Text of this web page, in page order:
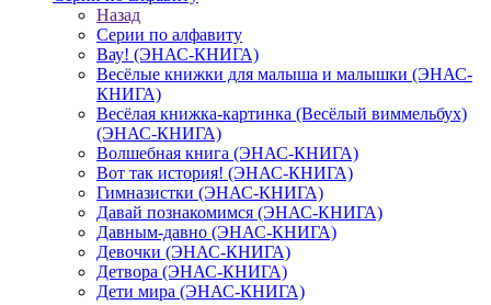
Назад
Серии по алфавиту
Вау! (ЭНАС-КНИГА)
Весёлые книжки для малыша и малышки (ЭНАС-
КНИГА)
Весёлая книжка-картинка (Весёлый виммельбух)
(ЭНАС-КНИГА)
Волшебная книга (ЭНАС-КНИГА)
Вот так история! (ЭНАС-КНИГА)
Гимназистки (ЭНАС-КНИГА)
Давай познакомимся (ЭНАС-КНИГА)
Давным-давно (ЭНАС-КНИГА)
Девочки (ЭНАС-КНИГА)
Детвора (ЭНАС-КНИГА)
Дети мира (ЭНАС-КНИГА)